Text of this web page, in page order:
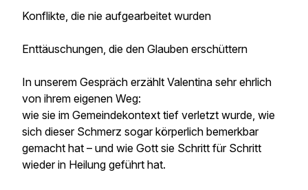
Konflikte, die nie aufgearbeitet wurden
Enttäuschungen, die den Glauben erschüttern
In unserem Gespräch erzählt Valentina sehr ehrlich
von ihrem eigenen Weg:
wie sie im Gemeindekontext tief verletzt wurde, wie
sich dieser Schmerz sogar körperlich bemerkbar
gemacht hat – und wie Gott sie Schritt für Schritt
wieder in Heilung geführt hat.